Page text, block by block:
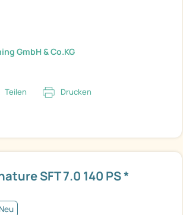
SFT 7.0 140 PS *
Neu
GmbH & Co.KG
Teilen Drucken